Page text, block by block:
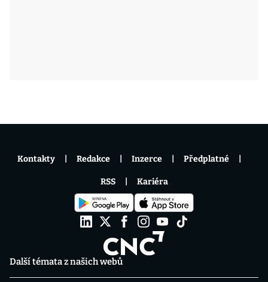
Další témata z našich webů
Kontakty Redakce Inzerce Předplatné
RSS Kariéra